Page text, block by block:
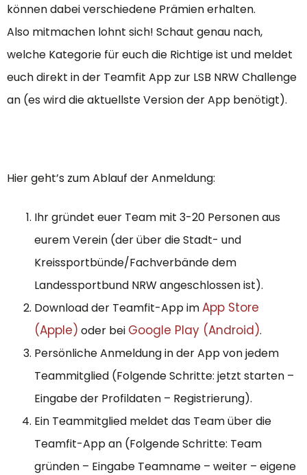
können dabei verschiedene Prämien erhalten.
Also mitmachen lohnt sich! Schaut genau nach,
welche Kategorie für euch die Richtige ist und meldet
euch direkt in der Teamfit App zur LSB NRW Challenge
an (es wird die aktuellste Version der App benötigt).
Hier geht’s zum Ablauf der Anmeldung:
Ihr gründet euer Team mit 3-20 Personen aus
eurem Verein (der über die Stadt- und
Kreissportbünde/Fachverbände dem
Landessportbund NRW angeschlossen ist).
Download der Teamfit-App imApp Store
(Apple) oder bei Google Play (Android).
Persönliche Anmeldung in der App von jedem
Teammitglied (Folgende Schritte: jetzt starten –
Eingabe der Profildaten – Registrierung).
Ein Teammitglied meldet das Team über die
Teamfit-App an (Folgende Schritte: Team
gründen – Eingabe Teamname – weiter – eigene